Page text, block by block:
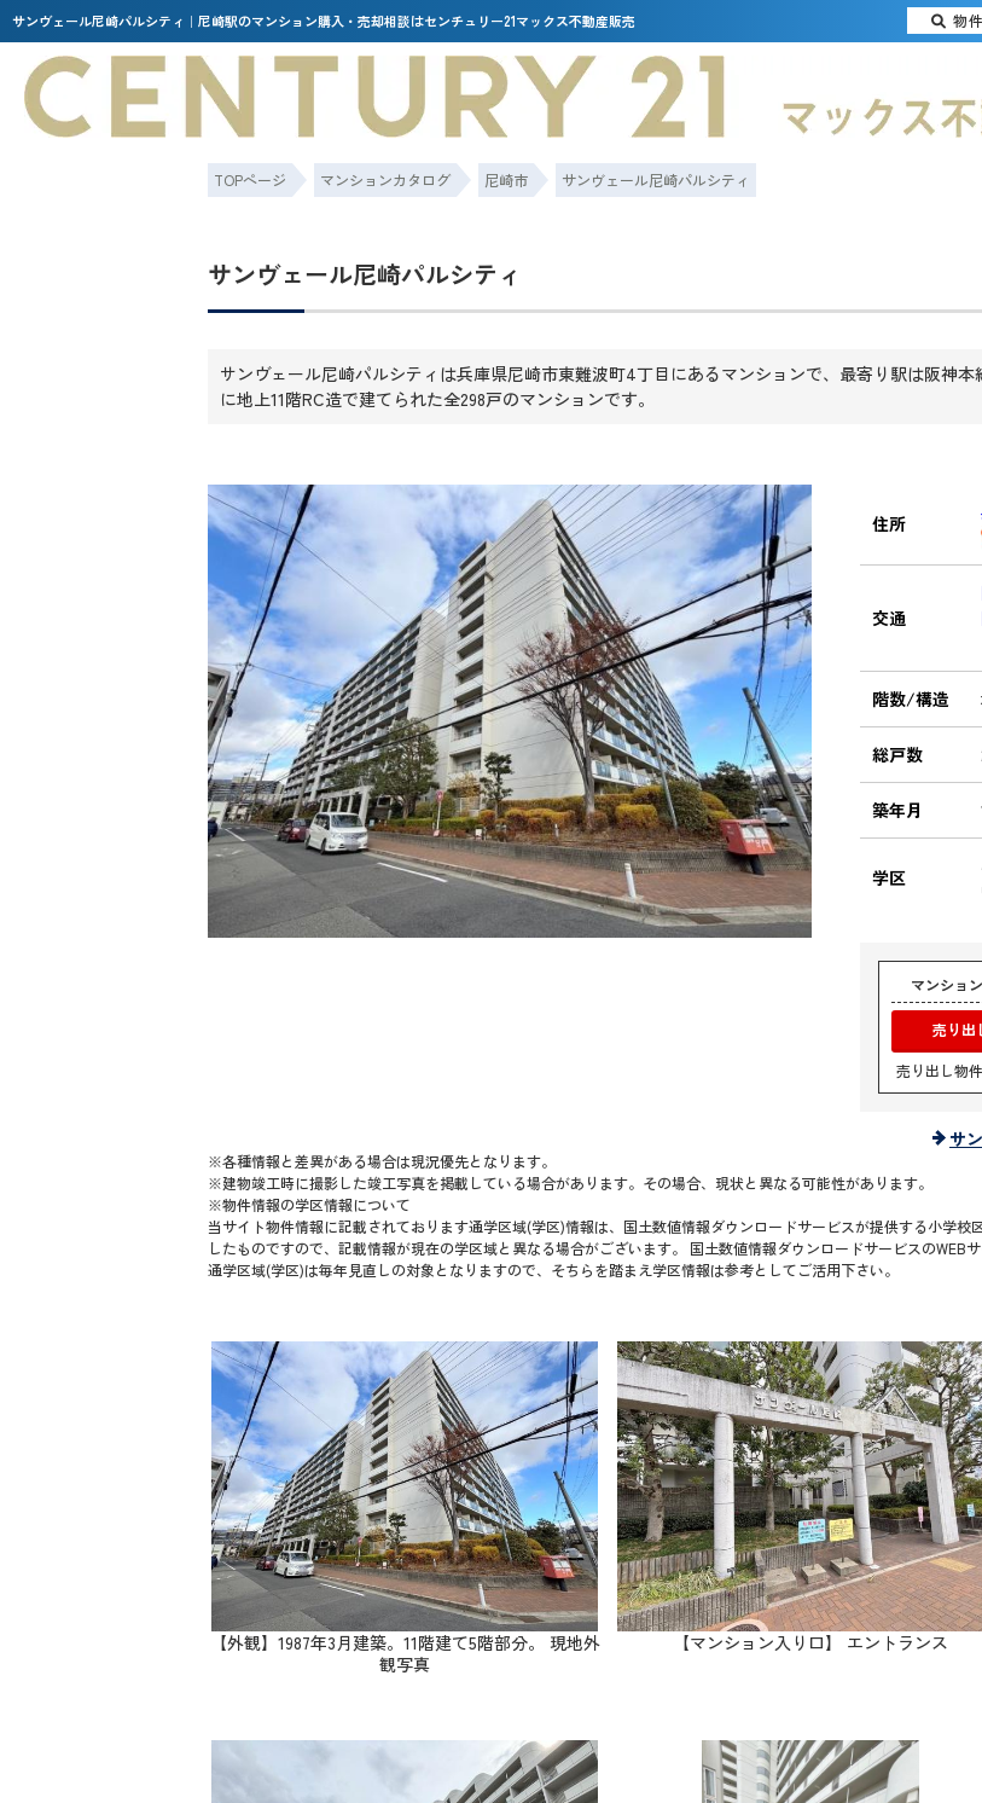
サンヴェール尼崎パルシティ｜尼崎駅のマンション購入・売却相談はセンチュリー21マックス不動産販売
TOPページ マンションカタログ 尼崎市 サンヴェール尼崎パルシティ
サンヴェール尼崎パルシティ
サンヴェール尼崎パルシティは兵庫県尼崎市東難波町4丁目にあるマンションで、最寄り駅は阪神本
に地上11階RC造で建てられた全298戸のマンションです。
住所
交通
階数/構造
総戸数
築年月
学区
マンショ
売り出
売り出し物
サ
※各種情報と差異がある場合は現況優先となります。
※建物竣工時に撮影した竣工写真を掲載している場合があります。その場合、現状と異なる可能性があります。
※物件情報の学区情報について
当サイト物件情報に記載されております通学区域(学区)情報は、国土数値情報ダウンロードサービスが提供する小学校
したものですので、記載情報が現在の学区域と異なる場合がございます。 国土数値情報ダウンロードサービスのWEB
通学区域(学区)は毎年見直しの対象となりますので、そちらを踏まえ学区情報は参考としてご活用下さい。
【外観】1987年3月建築。11階建て5階部分。 現地外
観写真
【マンション入り口】 エントランス
物